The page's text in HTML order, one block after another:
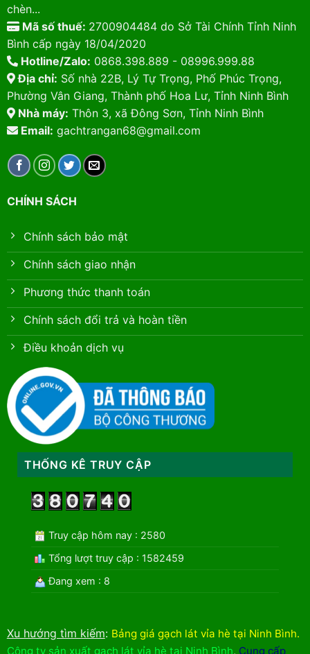
chèn...
Mã số thuế: 2700904484 do Sở Tài Chính Tỉnh Ninh
Bình cấp ngày 18/04/2020
Hotline/Zalo: 0868.398.889 - 08996.999.88
Địa chỉ: Số nhà 22B, Lý Tự Trọng, Phố Phúc Trọng,
Phường Vân Giang, Thành phố Hoa Lư, Tỉnh Ninh Bình
Nhà máy: Thôn 3, xã Đông Sơn, Tỉnh Ninh Bình
Email: gachtrangan68@gmail.com
CHÍNH SÁCH
Chính sách bảo mật
Chính sách giao nhận
Phương thức thanh toán
Chính sách đổi trả và hoàn tiền
Điều khoản dịch vụ
THỐNG KÊ TRUY CẬP
Truy cập hôm nay : 2580
Tổng lượt truy cập : 1582459
Đang xem : 8
Xu hướng tìm kiếm: Bảng giá gạch lát vỉa hè tại Ninh Bình.
Công ty sản xuất gạch lát vỉa hè tại Ninh Bình, Cung cấp